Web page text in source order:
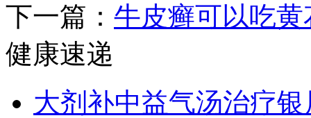
下一篇： 牛皮癣可以吃黄
健康速递
大剂补中益气汤治疗银